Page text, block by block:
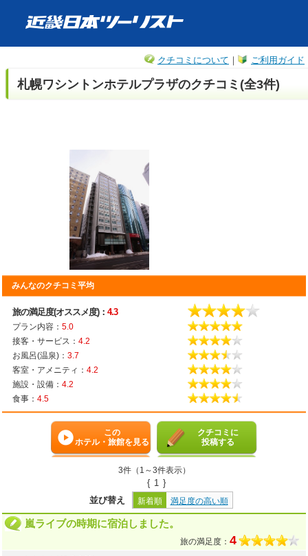
ご利用ガイド
クチコミについて ｜
札幌ワシントンホテルプラザのクチコミ(全3件)
みんなのクチコミ平均
旅の満足度(オススメ度)： 4.3
プラン内容： 5.0
接客・サービス： 4.2
お風呂(温泉)： 3.7
客室・アメニティ： 4.2
施設・設備： 4.2
食事： 4.5
この
ホテル・旅館を見る
クチコミに
投稿する
3件（1～3件表示）
{ 1 }
並び替え
新着順 満足度の高い順
嵐ライブの時期に宿泊しました。
旅の満足度： 4